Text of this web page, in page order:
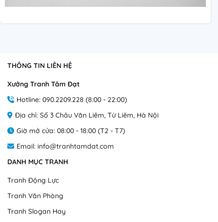
THÔNG TIN LIÊN HỆ
Xưởng Tranh Tâm Đạt
Hotline: 090.2209.228 (8:00 - 22:00)
Địa chỉ: Số 3 Châu Văn Liêm, Từ Liêm, Hà Nội
Giờ mở cửa: 08:00 - 18:00 (T2 - T7)
Email: info@tranhtamdat.com
DANH MỤC TRANH
Tranh Động Lực
Tranh Văn Phòng
Tranh Slogan Hay